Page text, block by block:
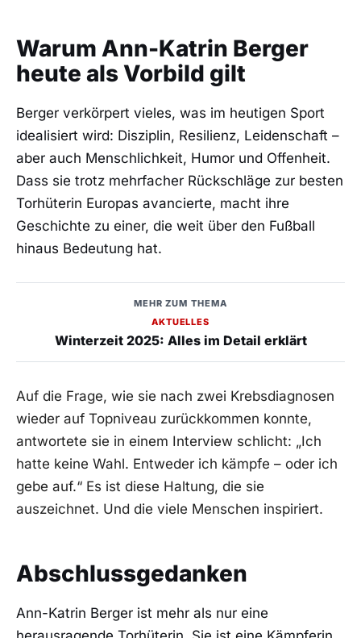
Warum Ann-Katrin Berger
heute als Vorbild gilt
Berger verkörpert vieles, was im heutigen Sport
idealisiert wird: Disziplin, Resilienz, Leidenschaft –
aber auch Menschlichkeit, Humor und Offenheit.
Dass sie trotz mehrfacher Rückschläge zur besten
Torhüterin Europas avancierte, macht ihre
Geschichte zu einer, die weit über den Fußball
hinaus Bedeutung hat.
MEHR ZUM THEMA
AKTUELLES
Winterzeit 2025: Alles im Detail erklärt
Auf die Frage, wie sie nach zwei Krebsdiagnosen
wieder auf Topniveau zurückkommen konnte,
antwortete sie in einem Interview schlicht: „Ich
hatte keine Wahl. Entweder ich kämpfe – oder ich
gebe auf.“ Es ist diese Haltung, die sie
auszeichnet. Und die viele Menschen inspiriert.
Abschlussgedanken
Ann-Katrin Berger ist mehr als nur eine